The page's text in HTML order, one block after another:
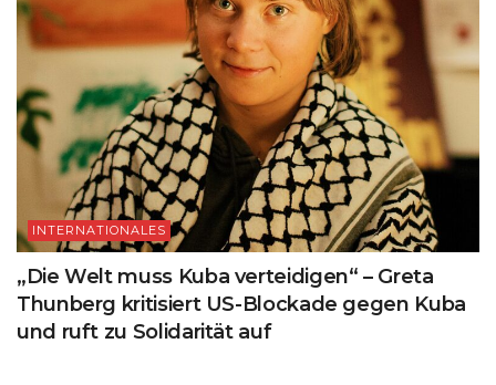
INTERNATIONALES
„Die Welt muss Kuba verteidigen“ – Greta
Thunberg kritisiert US-Blockade gegen Kuba
und ruft zu Solidarität auf